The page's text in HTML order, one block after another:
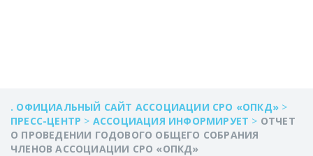
. ОФИЦИАЛЬНЫЙ САЙТ АССОЦИАЦИИ СРО «ОПКД» >
ПРЕСС-ЦЕНТР > АССОЦИАЦИЯ ИНФОРМИРУЕТ > ОТЧЕТ
О ПРОВЕДЕНИИ ГОДОВОГО ОБЩЕГО СОБРАНИЯ
ЧЛЕНОВ АССОЦИАЦИИ СРО «ОПКД»